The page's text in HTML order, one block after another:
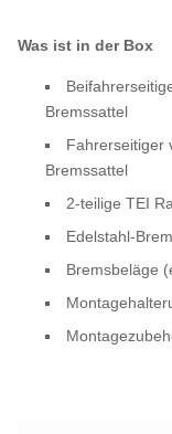
Was ist in der Box
Bremssattel
Fahrerseitiger
Bremssattel
2-teilige TEI
Edelstahl-
Bremsbeläge